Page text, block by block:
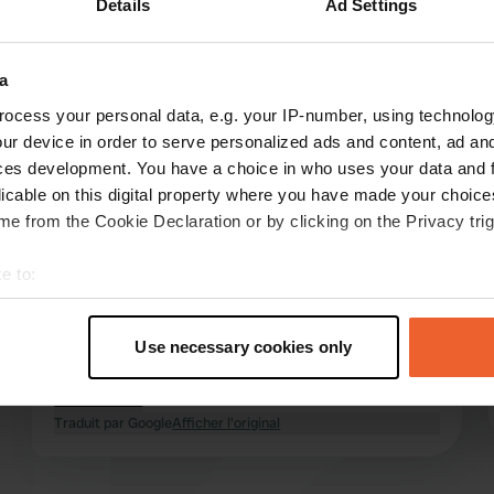
Details Ad Settings
your personal data, e.g. your IP-number, using
device in order to serve personalized ads and content, ad
development. You have a choice in who uses your data and
on this digital property where you have made your
from the Cookie Declaration or by clicking on the Privacy
to:
geographical location which can be accurate to within
personal data is processed and set your preferences in the
content and ads, to provide social media features and to
Use necessary cookies only
(4) Montre plus
avis
Julelau
sept. 2025
été très bruyant toute la nuit, et il y a un mur ou
une clôture et un sentier piétonnier entre le site
et la mer. Un atout majeur : le cadre magnifique,
le lagon et une agréable petite randonnée
Traduit par GoogleAfficher l'original